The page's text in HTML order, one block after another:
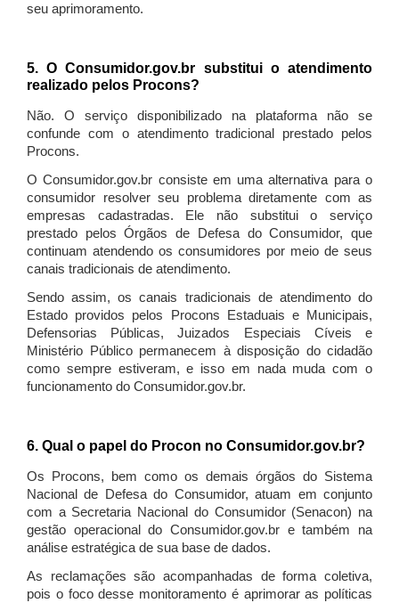
seu aprimoramento.
5. O Consumidor.gov.br substitui o atendimento
realizado pelos Procons?
Não. O serviço disponibilizado na plataforma não se
confunde com o atendimento tradicional prestado pelos
Procons.
O Consumidor.gov.br consiste em uma alternativa para o
consumidor resolver seu problema diretamente com as
empresas cadastradas. Ele não substitui o serviço
prestado pelos Órgãos de Defesa do Consumidor, que
continuam atendendo os consumidores por meio de seus
canais tradicionais de atendimento.
Sendo assim, os canais tradicionais de atendimento do
Estado providos pelos Procons Estaduais e Municipais,
Defensorias Públicas, Juizados Especiais Cíveis e
Ministério Público permanecem à disposição do cidadão
como sempre estiveram, e isso em nada muda com o
funcionamento do Consumidor.gov.br.
6. Qual o papel do Procon no Consumidor.gov.br?
Os Procons, bem como os demais órgãos do Sistema
Nacional de Defesa do Consumidor, atuam em conjunto
com a Secretaria Nacional do Consumidor (Senacon) na
gestão operacional do Consumidor.gov.br e também na
análise estratégica de sua base de dados.
As reclamações são acompanhadas de forma coletiva,
pois o foco desse monitoramento é aprimorar as políticas